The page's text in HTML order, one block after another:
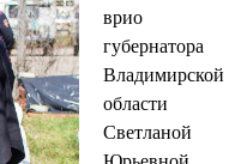
врио
губернатора
Владимирской
области
Светланой